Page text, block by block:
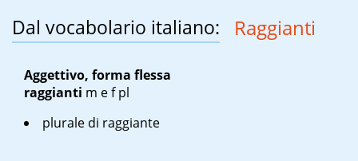
Dal vocabolario italiano: Raggianti
Aggettivo, forma flessa
raggianti m e f pl
plurale di raggiante